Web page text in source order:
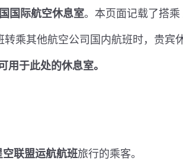
国际航空休息室。本页面记载了搭
乘其他航空公司国内航班时，贵
用于此处的休息室。
联盟运航航班旅行的乘客。